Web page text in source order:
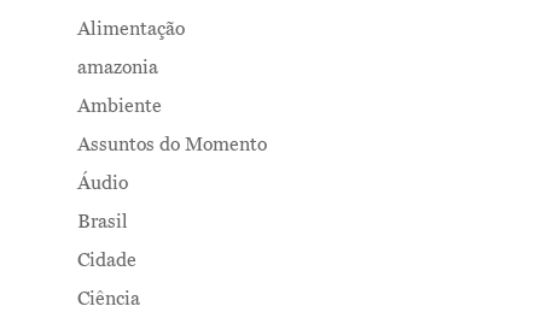
Alimentação
amazonia
Ambiente
Assuntos do Momento
Áudio
Brasil
Cidade
Ciência